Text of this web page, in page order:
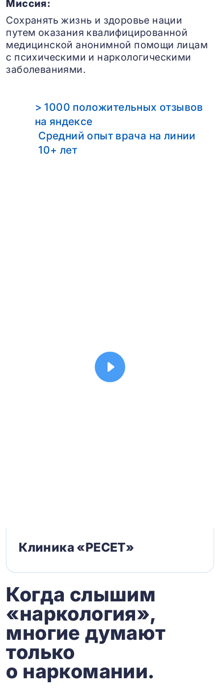
Миссия:
Сохранять жизнь и здоровье нации
путем оказания квалифицированной
медицинской анонимной помощи лицам
с психическими и наркологическими
заболеваниями.
> 1000 положительных отзывов
на яндексе
Средний опыт врача на линии
10+ лет
Клиника «РЕСЕТ»
Когда слышим
«наркология»,
многие думают
только
о наркомании.